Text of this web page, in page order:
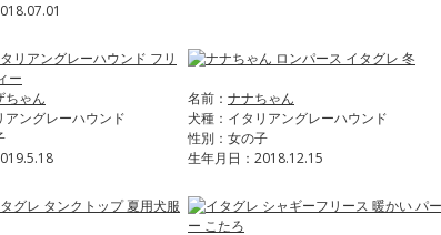
ちゃん
アングレーハウンド
名前： ナナちゃん
犬種：イタリアングレーハウンド
性別：女の子
生年月日：2018.12.15